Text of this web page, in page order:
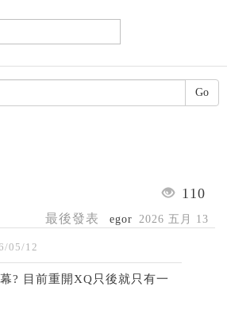
110
最後發表 egor 2026 五月 13
05/12
? 目前重開XQ只後就只有一
Go